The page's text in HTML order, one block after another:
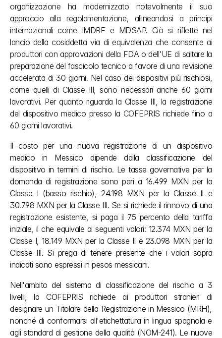
organizzazione ha modernizzato notevolmente il suo
approccio alla regolamentazione, allineandosi a principi
internazionali come IMDRF e MDSAP. Ciò si riflette nel
lancio della cosiddetta via di equivalenza che consente ai
produttori con approvazioni della FDA o dell'UE di saltare la
preparazione del fascicolo tecnico a favore di una revisione
accelerata di 30 giorni. Nel caso dei dispositivi più rischiosi,
come quelli di Classe III, sono necessari anche 60 giorni
lavorativi. Per quanto riguarda la Classe III, la registrazione
del dispositivo medico presso la COFEPRIS richiede fino a
60 giorni lavorativi.
Il costo per una nuova registrazione di un dispositivo
medico in Messico dipende dalla classificazione del
dispositivo in termini di rischio. Le tasse governative per la
domanda di registrazione sono pari a 16.499 MXN per la
Classe I (basso rischio), 24.198 MXN per la Classe II e
30.798 MXN per la Classe III. Se si richiede il rinnovo di una
registrazione esistente, si paga il 75 percento della tariffa
iniziale, il che equivale ai seguenti valori: 12.374 MXN per la
Classe I, 18.149 MXN per la Classe II e 23.098 MXN per la
Classe III. Si prega di tenere presente che i valori sopra
indicati sono espressi in pesos messicani.
Nell'ambito del sistema di classificazione del rischio a 3
livelli, la COFEPRIS richiede ai produttori stranieri di
designare un Titolare della Registrazione in Messico (MRH),
nonché di conformarsi all'etichettatura in lingua spagnola e
agli standard di gestione della qualità (NOM-241). Le nuove